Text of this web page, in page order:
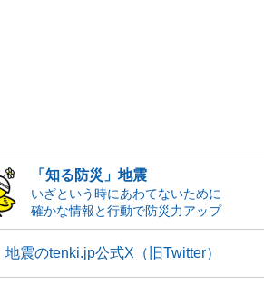
「知る防災」地震
いざという時にあわてないために
確かな情報と行動で防災力アップ
地震のtenki.jp公式X（旧Twitter）